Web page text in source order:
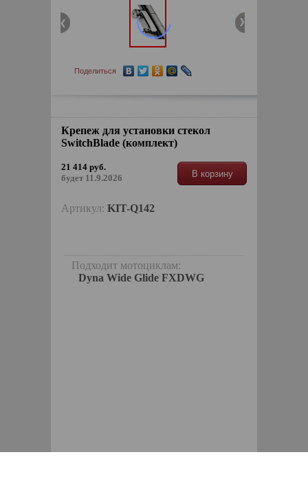
Поделиться
Крепеж для установки стекол
SwitchBlade (комплект)
21 414 руб.
будет 11.9.2026
В корзину
Артикул: KIT-Q142
Подходит мотоциклам:
Dyna Wide Glide FXDWG